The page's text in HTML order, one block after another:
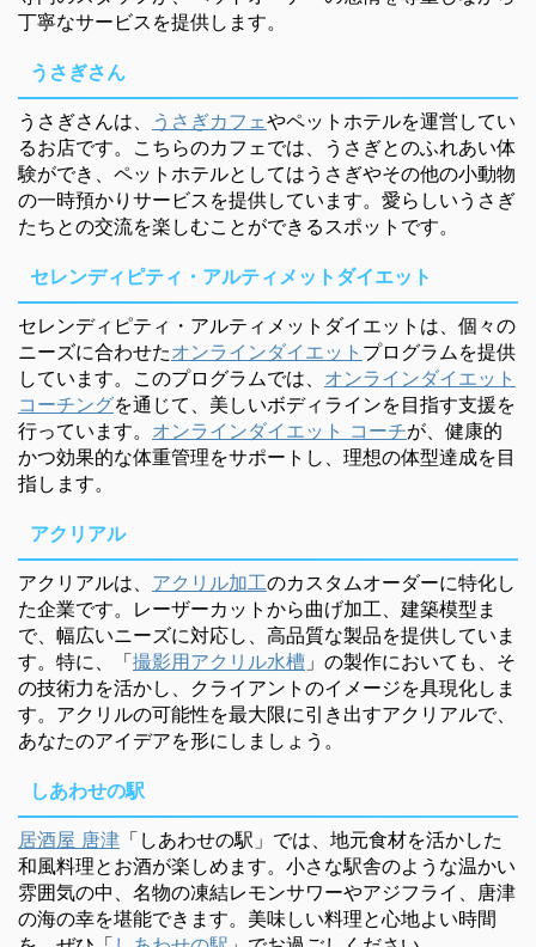
丁寧なサービスを提供します。
うさぎさん
うさぎさんは、 うさぎカフェやペットホテルを運営してい
るお店です。こちらのカフェでは、うさぎとのふれあい体
験ができ、ペットホテルとしてはうさぎやその他の小動物
の一時預かりサービスを提供しています。愛らしいうさぎ
たちとの交流を楽しむことができるスポットです。
セレンディピティ・アルティメットダイエット
セレンディピティ・アルティメットダイエットは、個々の
ニーズに合わせたオンラインダイエット プログラムを提供
しています。このプログラムでは、 オンラインダイエット
コーチングを通じて、美しいボディラインを目指す支援を
行っています。 オンラインダイエット コーチが、健康的
かつ効果的な体重管理をサポートし、理想の体型達成を目
指します。
アクリアル
アクリアルは、 アクリル加工のカスタムオーダーに特化し
た企業です。レーザーカットから曲げ加工、建築模型ま
で、幅広いニーズに対応し、高品質な製品を提供していま
す。特に、「撮影用アクリル水槽 」の製作においても、そ
の技術力を活かし、クライアントのイメージを具現化しま
す。アクリルの可能性を最大限に引き出すアクリアルで、
あなたのアイデアを形にしましょう。
しあわせの駅
居酒屋 唐津 「しあわせの駅」では、地元食材を活かした
和風料理とお酒が楽しめます。小さな駅舎のような温かい
雰囲気の中、名物の凍結レモンサワーやアジフライ、唐津
の海の幸を堪能できます。美味しい料理と心地よい時間